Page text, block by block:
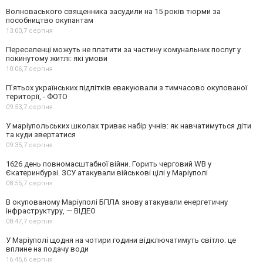
Волноваського священника засудили на 15 років тюрми за
пособництво окупантам
13:00,7 серпня
Переселенці можуть не платити за частину комунальних послуг у
покинутому житлі: які умови
10:06,7 серпня
П’ятьох українських підлітків евакуювали з тимчасово окупованої
території, - ФОТО
09:53,7 серпня
У маріупольських школах триває набір учнів: як навчатимуться діти
та куди звертатися
09:35,7 серпня
1626 день повномасштабної війни. Горить черговий WB у
Єкатеринбурзі. ЗСУ атакували військові цілі у Маріуполі
08:55,7 серпня
В окупованому Маріуполі БПЛА знову атакували енергетичну
інфраструктуру, — ВІДЕО
08:47,7 серпня
У Маріуполі щодня на чотири години відключатимуть світло: це
вплине на подачу води
16:45,6 серпня